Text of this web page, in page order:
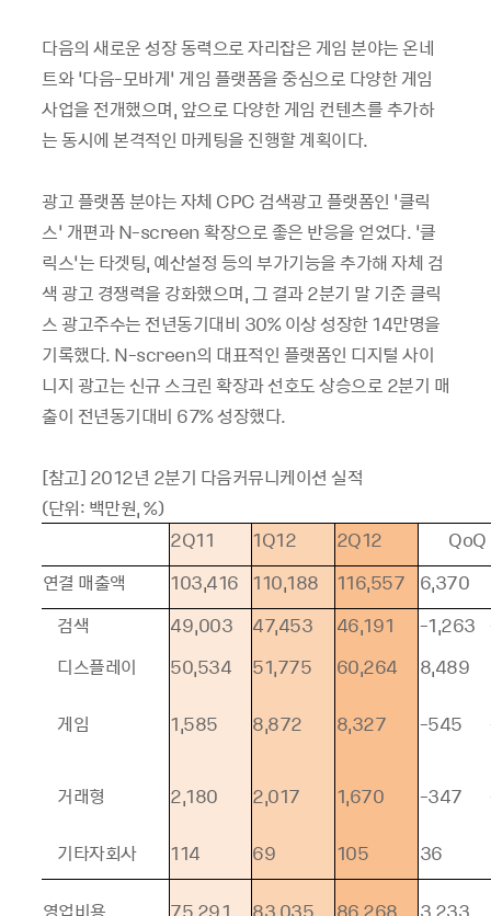
다음의 새로운 성장 동력으로 자리잡은 게임 분야는 온네
트와 ‘다음-모바게’ 게임 플랫폼을 중심으로 다양한 게임
사업을 전개했으며, 앞으로 다양한 게임 컨텐츠를 추가하
는 동시에 본격적인 마케팅을 진행할 계획이다.
광고 플랫폼 분야는 자체 CPC 검색광고 플랫폼인 ‘클릭
스’ 개편과 N-screen 확장으로 좋은 반응을 얻었다. ‘클
릭스’는 타겟팅, 예산설정 등의 부가기능을 추가해 자체 검
색 광고 경쟁력을 강화했으며, 그 결과 2분기 말 기준 클릭
스 광고주수는 전년동기대비 30% 이상 성장한 14만명을
기록했다. N-screen의 대표적인 플랫폼인 디지털 사이
니지 광고는 신규 스크린 확장과 선호도 상승으로 2분기 매
출이 전년동기대비 67% 성장했다.
[참고] 2012년 2분기 다음커뮤니케이션 실적
(단위: 백만원, %)
2Q11
1Q12 2Q12 QoQ
연결 매출액
103,416 110,188 116,557 6,370
검색
49,003 47,453 46,191 -1,263
디스플레이
50,534 51,775 60,264 8,489
게임 1,585 8,872 8,327 -545
거래형 2,180 2,017 1,670 -347
기타자회사 114 69 105 36
영업비용 75,291 83,035 86,268 3,233